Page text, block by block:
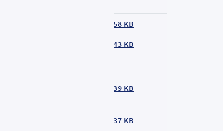
58 KB
43 KB
39 KB
37 KB